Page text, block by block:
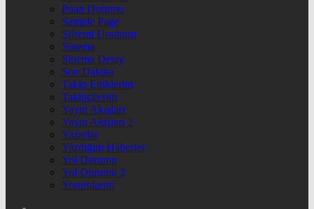
Puan Durumu
Sample Page
Şifremi Unuttum
Sinema
Sinema Detay
Son Dakika
Takip Ettiklerim
Takipçilerim
Yayın Akışları
Yayın Akışları 2
Yazarlar
Yazdığım Haberler
Yol Durumu
Yol Durumu 2
Yorumlarım